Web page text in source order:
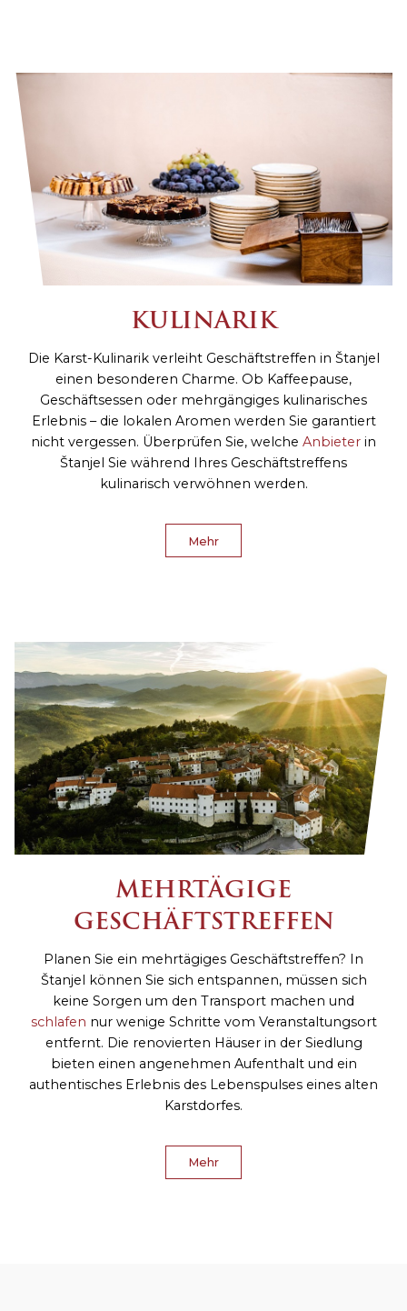
KULINARIK
Die Karst-Kulinarik verleiht Geschäftstreffen in Štanjel
einen besonderen Charme. Ob Kaffeepause,
Geschäftsessen oder mehrgängiges kulinarisches
Erlebnis – die lokalen Aromen werden Sie garantiert
nicht vergessen. Überprüfen Sie, welche Anbieter in
Štanjel Sie während Ihres Geschäftstreffens
kulinarisch verwöhnen werden.
Mehr
MEHRTÄGIGE
GESCHÄFTSTREFFEN
Planen Sie ein mehrtägiges Geschäftstreffen? In
Štanjel können Sie sich entspannen, müssen sich
keine Sorgen um den Transport machen und
schlafen nur wenige Schritte vom Veranstaltungsort
entfernt. Die renovierten Häuser in der Siedlung
bieten einen angenehmen Aufenthalt und ein
authentisches Erlebnis des Lebenspulses eines alten
Karstdorfes.
Mehr